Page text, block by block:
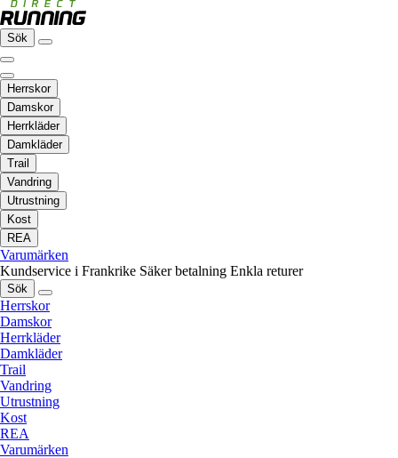
Sök
Herrskor
Damskor
Herrkläder
Damkläder
Trail
Vandring
Utrustning
Kost
REA
Varumärken
Kundservice i Frankrike Säker betalning Enkla returer
Sök
Herrskor
Damskor
Herrkläder
Damkläder
Trail
Vandring
Utrustning
Kost
REA
Varumärken